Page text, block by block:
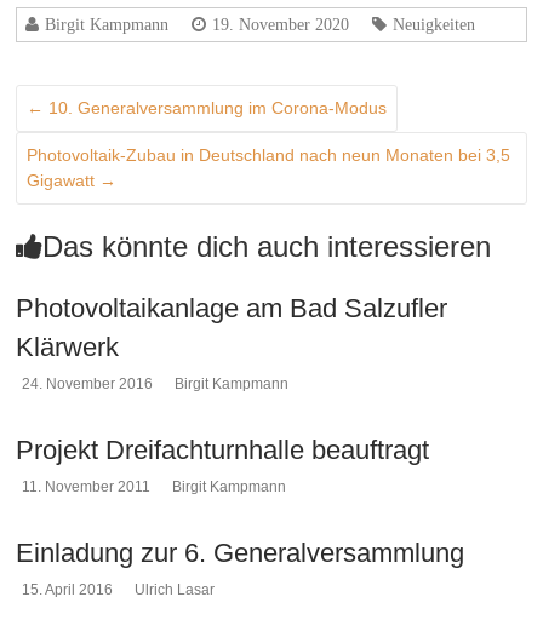
Birgit Kampmann 19. November 2020 Neuigkeiten
← 10. Generalversammlung im Corona-Modus
Photovoltaik-Zubau in Deutschland nach neun Monaten bei 3,5
Gigawatt →
Das könnte dich auch interessieren
Photovoltaikanlage am Bad Salzufler
Klärwerk
24. November 2016 Birgit Kampmann
Projekt Dreifachturnhalle beauftragt
11. November 2011 Birgit Kampmann
Einladung zur 6. Generalversammlung
15. April 2016 Ulrich Lasar